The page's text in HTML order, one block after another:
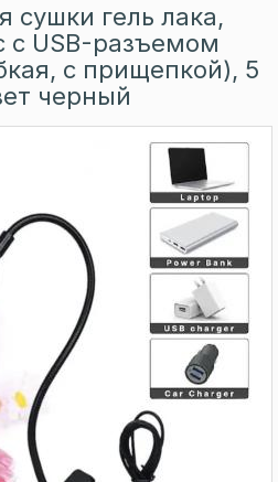
сушки гель лака,
с USB-разъемом
с прищепкой), 5
черный